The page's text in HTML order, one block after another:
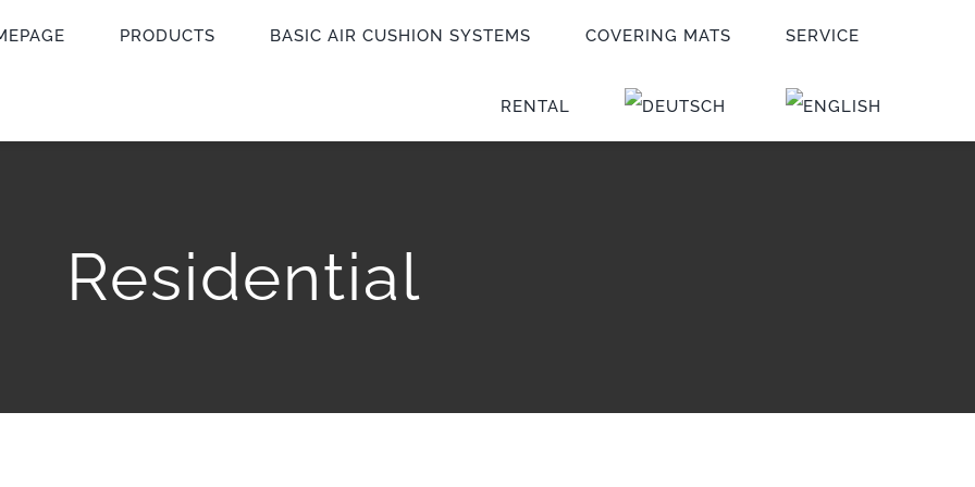
PRODUCTS BASIC AIR CUSHION SYSTEMS COVERING MATS SERVICE
RENTAL
Residential